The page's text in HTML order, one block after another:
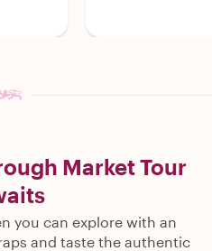
Market Tour
you can explore with an
and taste the authentic